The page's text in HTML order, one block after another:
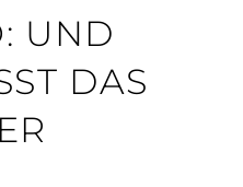
UND
DAS M